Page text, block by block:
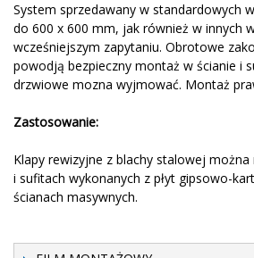
System sprzedawany w standardowych
do 600 x 600 mm, jak również w innych
wcześniejszym zapytaniu. Obrotowe
powodją bezpieczny montaż w ścianie i
drzwiowe mozna wyjmować. Montaż
Zastosowanie:
Klapy rewizyjne z blachy stalowej
i sufitach wykonanych z płyt gipsowo-
ścianach masywnych.